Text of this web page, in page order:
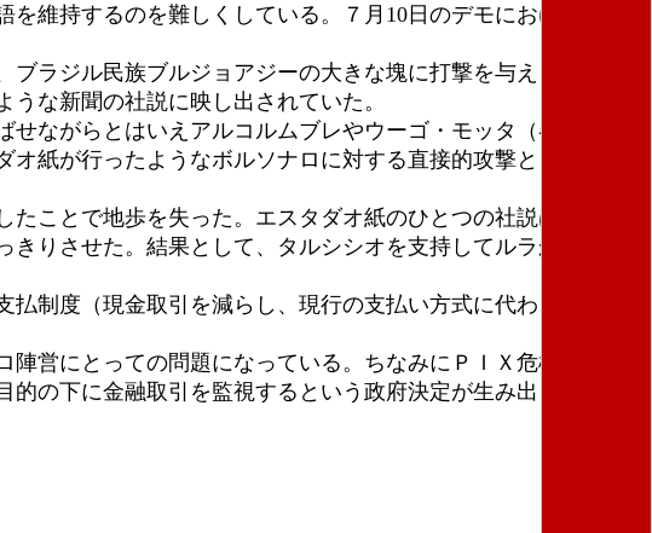
維持するのを難しくしている。７月10日のデモにおけるよう
ラジル民族ブルジョアジーの大きな塊に打撃を与える。憤激
な新聞の社説に映し出されていた。
ながらとはいえアルコルムブレやウーゴ・モッタ（各々、上
紙が行ったようなボルソナロに対する直接的攻撃としてであ
ことで地歩を失った。エスタダオ紙のひとつの社説は、ビジ
りさせた。結果として、タルシシオを支持してルラから離れ
制度（現金取引を減らし、現行の支払い方式に代わるものと
営にとっての問題になっている。ちなみにＰＩＸ危機とは、
の下に金融取引を監視するという政府決定が生み出した否定